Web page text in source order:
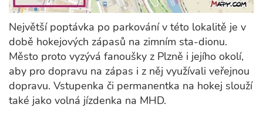
Největší poptávka po parkování v této lokalitě je v
době hokejových zápasů na zimním sta-dionu.
Město proto vyzývá fanoušky z Plzně i jejího okolí,
aby pro dopravu na zápas i z něj využívali veřejnou
dopravu. Vstupenka či permanentka na hokej slouží
také jako volná jízdenka na MHD.